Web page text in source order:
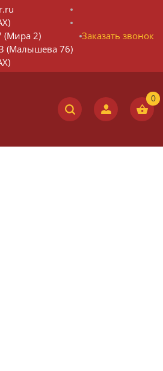
(Мира 2)
(Малышева 76)
Заказать звонок